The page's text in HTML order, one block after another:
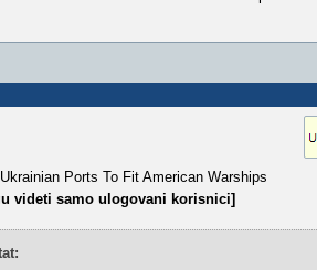
Ports To Fit American Warships
videti samo ulogovani korisnici]